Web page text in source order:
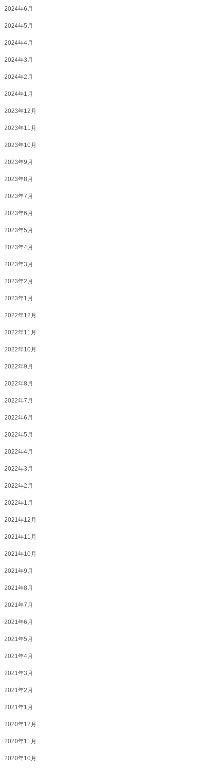
2024年6月
2024年5月
2024年4月
2024年3月
2024年2月
2024年1月
2023年12月
2023年11月
2023年10月
2023年9月
2023年8月
2023年7月
2023年6月
2023年5月
2023年4月
2023年3月
2023年2月
2023年1月
2022年12月
2022年11月
2022年10月
2022年9月
2022年8月
2022年7月
2022年6月
2022年5月
2022年4月
2022年3月
2022年2月
2022年1月
2021年12月
2021年11月
2021年10月
2021年9月
2021年8月
2021年7月
2021年6月
2021年5月
2021年4月
2021年3月
2021年2月
2021年1月
2020年12月
2020年11月
2020年10月